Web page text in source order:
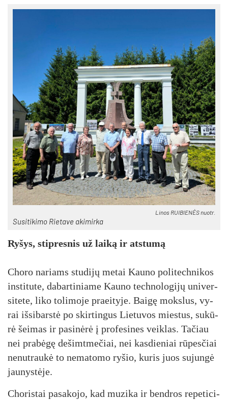
Li­nos RUI­BIE­NĖS nuo­tr.
Su­si­ti­ki­mo Rie­ta­ve aki­mir­ka
Ry­šys, stip­res­nis už lai­ką ir at­stu­mą
Cho­ro na­riams stu­di­jų me­tai Kau­no po­li­tech­ni­kos
ins­ti­tu­te, da­bar­ti­nia­me Kau­no tech­no­lo­gi­jų uni­ver­
si­te­te, li­ko to­li­mo­je praei­ty­je. Bai­gę moks­lus, vy­
rai iš­si­bars­tė po skir­tin­gus Lie­tu­vos mies­tus, su­kū­
rė šei­mas ir pa­si­nė­rė į pro­fe­si­nes veik­las. Ta­čiau
nei pra­bė­gę de­šimt­me­čiai, nei kas­die­niai rū­pes­čiai
ne­nut­rau­kė to ne­ma­to­mo ry­šio, ku­ris juos su­jun­gė
jau­nys­tė­je.
Cho­ris­tai pa­sa­ko­jo, kad mu­zi­ka ir bend­ros re­pe­ti­ci­